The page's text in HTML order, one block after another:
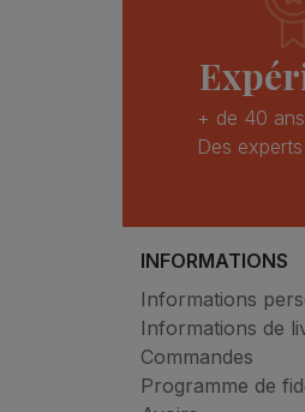
+ de 40
Des
INFORMATIONS
Informations
Informations de
Commandes
Programme de